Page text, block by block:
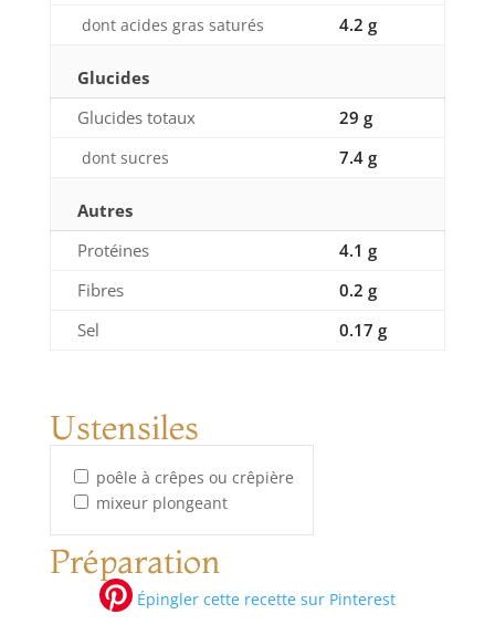
dont acides gras saturés 4.2 g
Glucides
Glucides totaux
29 g
dont sucres 7.4 g
Autres
Protéines
4.1 g
Fibres
0.2 g
Sel
0.17 g
Ustensiles
poêle à crêpes ou crêpière
mixeur plongeant
Préparation
Épingler cette recette sur Pinterest